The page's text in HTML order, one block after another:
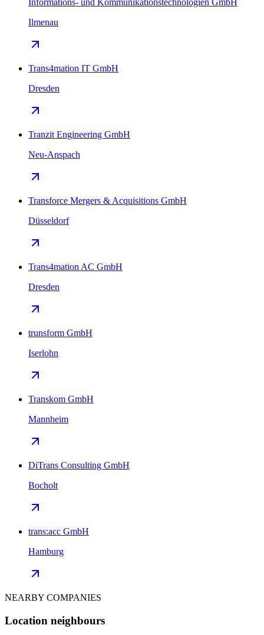
Ilmenau
Trans4mation IT GmbH
Dresden
Tranzit Engineering GmbH
Neu-Anspach
Transforce Mergers & Acquisitions GmbH
Düsseldorf
Trans4mation AC GmbH
Dresden
trunsform GmbH
Iserlohn
Transkom GmbH
Mannheim
DiTrans Consulting GmbH
Bocholt
trans:acc GmbH
Hamburg
NEARBY COMPANIES
Location neighbours